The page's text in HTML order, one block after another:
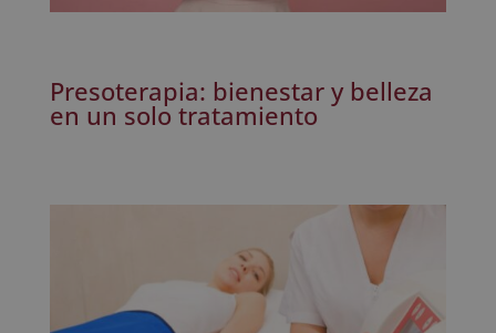
Presoterapia: bienestar y belleza
en un solo tratamiento